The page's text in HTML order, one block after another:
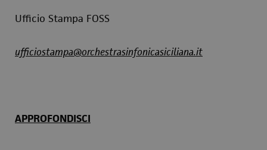
Ufficio Stampa FOSS
ufficiostampa@orchestrasinfonicasiciliana.it
APPROFONDISCI